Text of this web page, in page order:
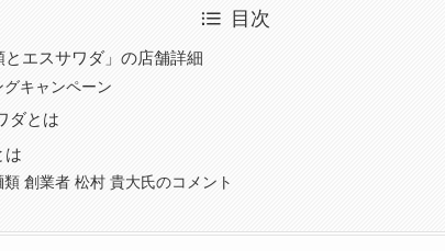
目次
とエスサワダ」の店舗詳細
グキャンペーン
ダとは
は
類 創業者 松村 貴大氏のコメント